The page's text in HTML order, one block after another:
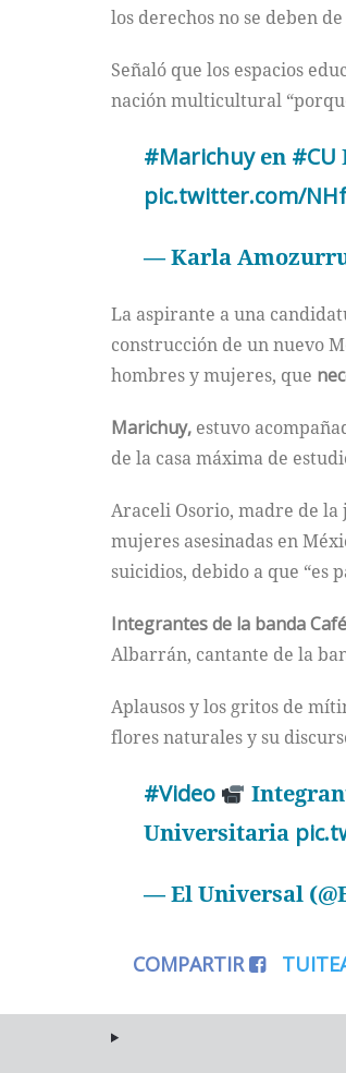
los derechos no se deben
Señaló que los espacios
nación multicultural
#Marichuyen #CU
pic.twitter.com/
— Karla
La aspirante a una
construcción de un nuevo
hombres y mujeres, que
Marichuy, estuvo
de la casa máxima de
Araceli Osorio, madre de la
mujeres asesinadas en
suicidios, debido a que “es
Integrantes de la banda
Albarrán, cantante de la
Aplausos y los gritos de
flores naturales y su
#Video
Universitaria
— El Universal
COMPARTIR